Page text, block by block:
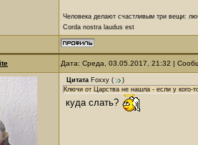
Человека делают счастливым три вещи:
Corda nostra laudus est
Дата: Среда, 03.05.2017, 21:32 |
Цитата Foxxy (
)
Ключи от Царства не нашла - если у кого-
куда слать?